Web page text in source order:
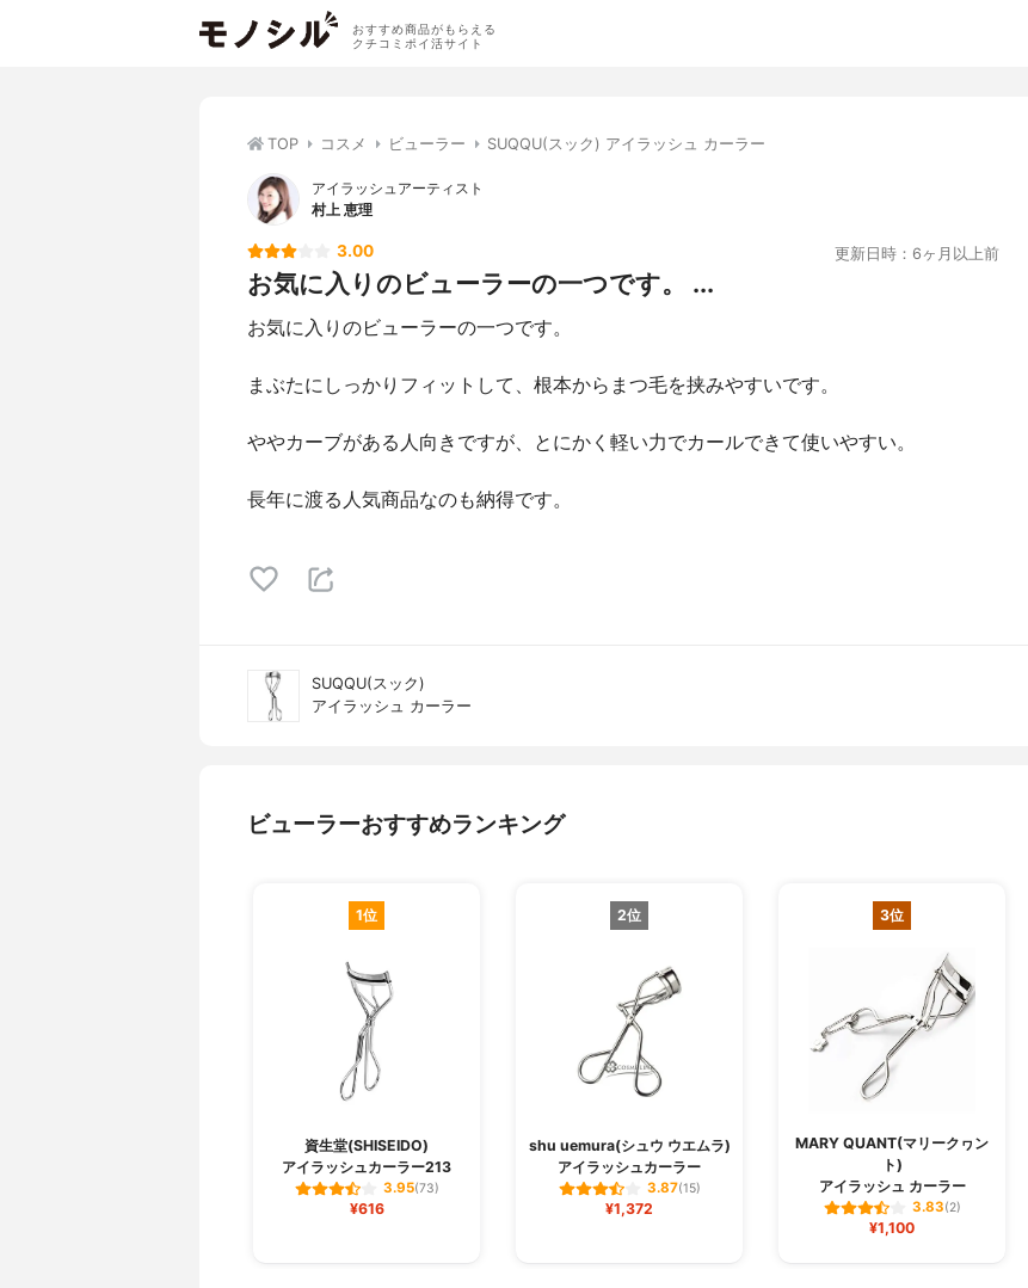
おすすめ商品がもらえる
クチコミポイ活サイト
TOP コスメ ビューラー SUQQU(スック) アイラッシュ カーラー
アイラッシュアーティスト
村上 恵理
3.00 更新日時：6ヶ月以上前
お気に入りのビューラーの一つです。 ...
お気に入りのビューラーの一つです。
まぶたにしっかりフィットして、根本からまつ毛を挟みやすいです。
ややカーブがある人向きですが、とにかく軽い力でカールできて使いやすい。
長年に渡る人気商品なのも納得です。
SUQQU(スック)
アイラッシュ カーラー
ビューラーおすすめランキング
1位
資生堂(SHISEIDO)
アイラッシュカーラー213
3.95(73)
¥616
2位
shu uemura(シュウ ウエムラ)
アイラッシュカーラー
3.87(15)
¥1,372
3位
MARY QUANT(マリークヮン
ト)
アイラッシュ カーラー
3.83(2)
¥1,100